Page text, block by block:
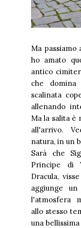
Ma
ho amato
antico
che
scalinata
allenando
Ma la salita è
all'arrivo.
natura, in un
Sarà che
Principe di
Dracula,
aggiunge
l'atmosfera
allo stesso
una